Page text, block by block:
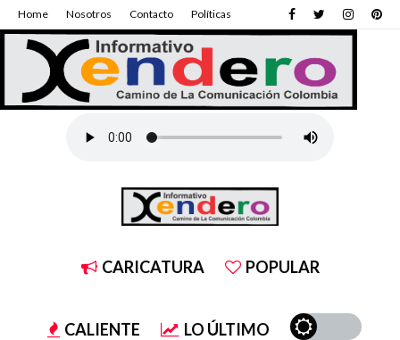
Home Nosotros Contacto Políticas
CARICATURA POPULAR
CALIENTE LO ÚLTIMO